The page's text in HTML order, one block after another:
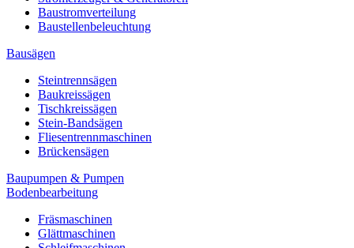
Baustromverteilung
Baustellenbeleuchtung
Bausägen
Steintrennsägen
Baukreissägen
Tischkreissägen
Stein-Bandsägen
Fliesentrennmaschinen
Brückensägen
Baupumpen & Pumpen
Bodenbearbeitung
Fräsmaschinen
Glättmaschinen